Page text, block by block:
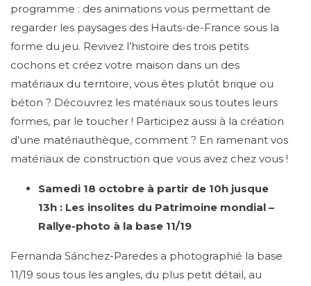
programme : des animations vous permettant de
regarder les paysages des Hauts-de-France sous la
forme du jeu. Revivez l’histoire des trois petits
cochons et créez votre maison dans un des
matériaux du territoire, vous êtes plutôt brique ou
béton ? Découvrez les matériaux sous toutes leurs
formes, par le toucher ! Participez aussi à la création
d’une matériauthèque, comment ? En ramenant vos
matériaux de construction que vous avez chez vous !
Samedi 18 octobre à partir de 10h jusque
13h : Les insolites du Patrimoine mondial –
Rallye-photo à la base 11/19
Fernanda Sánchez-Paredes a photographié la base
11/19 sous tous les angles, du plus petit détail, au